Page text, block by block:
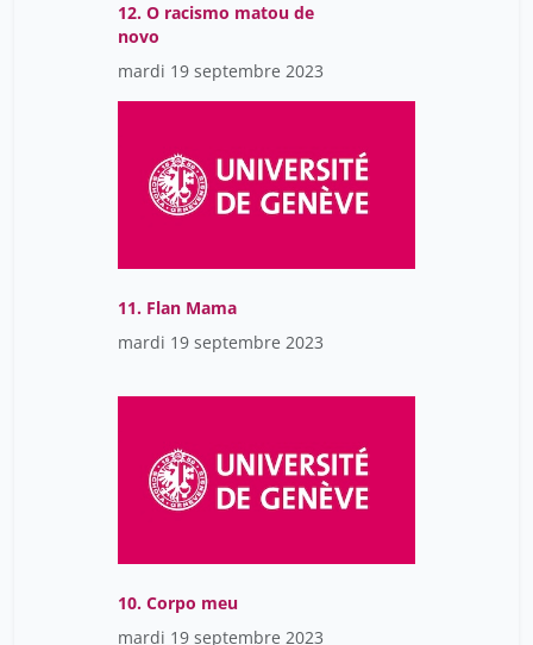
12. O racismo matou de
novo
mardi 19 septembre 2023
11. Flan Mama
mardi 19 septembre 2023
10. Corpo meu
mardi 19 septembre 2023